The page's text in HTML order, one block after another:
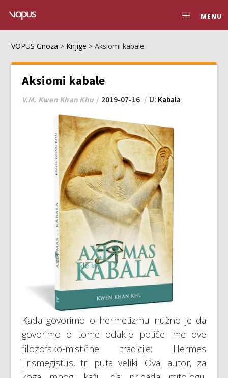
MENU
VOPUS Gnoza > Knjige >Aksiomi kabale
Aksiomi kabale
V.M. Kwen Khan Khu 2019-07-16 U: Kabala
Kada govorimo o hermetizmu nužno je da
govorimo o tome odakle potiče ime ove
filozofsko-mistične tradicije: Hermes
Trismegistus, tri puta veliki. Ovaj autor, za